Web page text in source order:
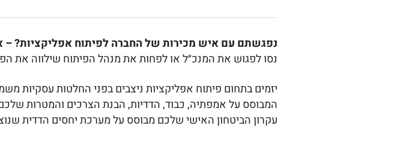
נפגשתם עם איש מכירות של החברה לפיתוח אפליקציות? –
נסו לפגוש את המנכ״ל או לפחות את מנהל הפיתוח שילווה את
יזמים בתחום פיתוח אפליקציות ניצבים בפני החלטות עסקיות
המבוסס על אמפתיה, כבוד, הדדיות, הבנת הצרכים והמטרות
עקרון הביטחון האישי שלכם מבוסס על מערכת יחסים הדדית